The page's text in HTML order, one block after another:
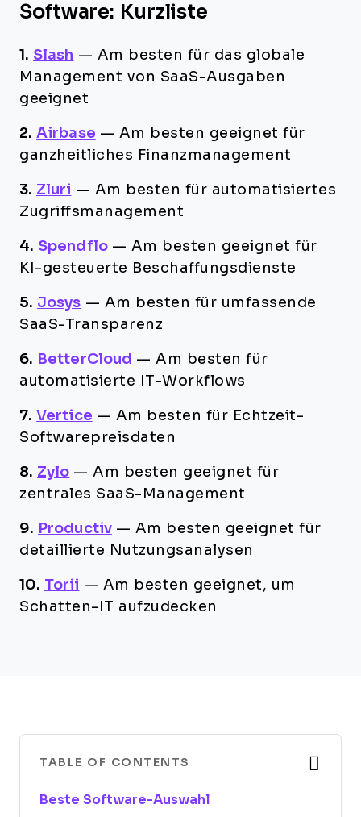
Software: Kurzliste
1. Slash — Am besten für das globale
Management von SaaS-Ausgaben
geeignet
2. Airbase — Am besten geeignet für
ganzheitliches Finanzmanagement
3. Zluri — Am besten für automatisiertes
Zugriffsmanagement
4. Spendflo — Am besten geeignet für
KI-gesteuerte Beschaffungsdienste
5. Josys — Am besten für umfassende
SaaS-Transparenz
6. BetterCloud —Am besten für
automatisierte IT-Workflows
7. Vertice — Am besten für Echtzeit-
Softwarepreisdaten
8. Zylo —Am besten geeignet für
zentrales SaaS-Management
9. Productiv — Am besten geeignet für
detaillierte Nutzungsanalysen
10. Torii — Am besten geeignet, um
Schatten-IT aufzudecken
TABLE OF CONTENTS
Beste Software-Auswahl